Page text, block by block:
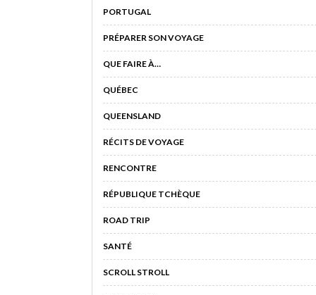
PORTUGAL
PRÉPARER SON VOYAGE
QUE FAIRE À…
QUÉBEC
QUEENSLAND
RÉCITS DE VOYAGE
RENCONTRE
RÉPUBLIQUE TCHÈQUE
ROAD TRIP
SANTÉ
SCROLL STROLL